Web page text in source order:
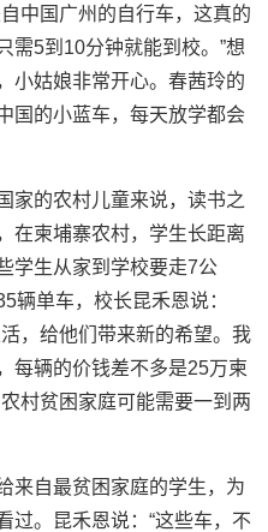
中国广州的自行车，这真的
需5到10分钟就能到校。”想
小姑娘非常开心。春茜玲的
国的小蓝车，每天放学都会
家的农村儿童来说，读书之
在柬埔寨农村，学生长距离
学生从家到学校要走7公
辆单车，校长昆禾恩说：
，给他们带来新的希望。我
每辆的价钱差不多是25万柬
村贫困家庭可能需要一到两
来自最贫困家庭的学生，为
过。昆禾恩说：“这些车，不